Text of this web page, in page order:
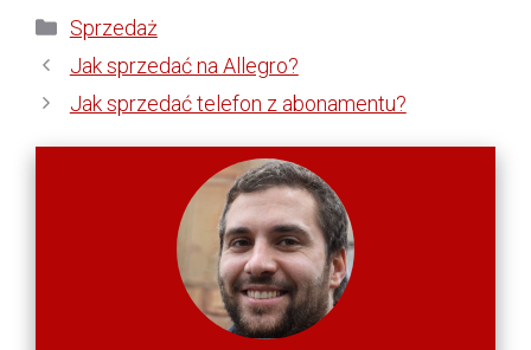
Kategorie
Sprzedaż
Jak sprzedać na Allegro?
Jak sprzedać telefon z abonamentu?